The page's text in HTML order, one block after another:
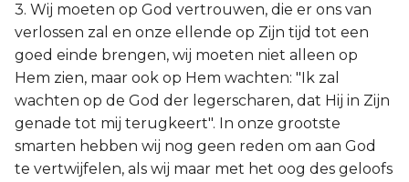
3. Wij moeten op God vertrouwen, die er ons van
verlossen zal en onze ellende op Zijn tijd tot een
goed einde brengen, wij moeten niet alleen op
Hem zien, maar ook op Hem wachten: "Ik zal
wachten op de God der legerscharen, dat Hij in Zijn
genade tot mij terugkeert". In onze grootste
smarten hebben wij nog geen reden om aan God
te vertwijfelen, als wij maar met het oog des geloofs